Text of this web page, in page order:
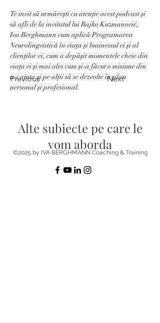
Previous Next
Te invit să urmărești cu atenție acest podcast și
să afli de la invitatul lui Rajko Kuzmanović,
Iva Berghmann cum aplică Programarea
Neurolingvistică în viața și businessul ei și al
clienților ei, cum a depășit momentele cheie din
viața ei și mai ales cum și-a făcut o misiune din
a-i ajuta și pe alții să se dezvolte în plan
personal și profesional.
Alte subiecte pe care le
vom aborda
©2025 by IVA BERGHMANN Coaching & Training